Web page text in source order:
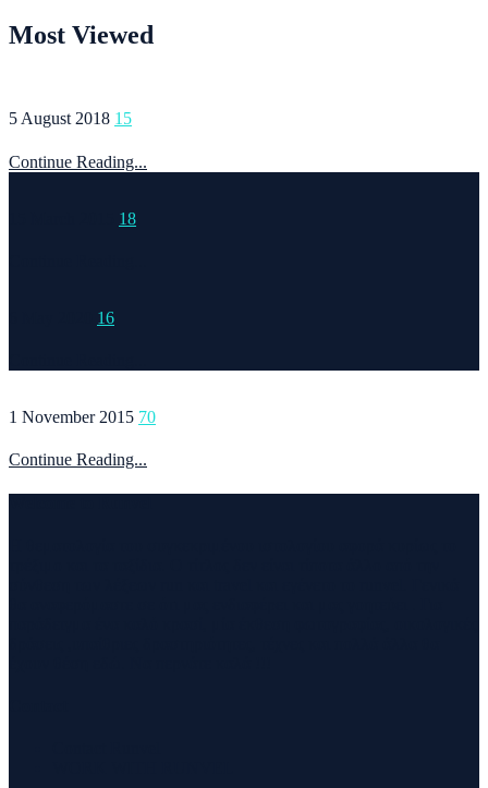
Most Viewed
5 August 2018 15
Continue Reading...
18
16
1 November 2015 70
Continue Reading...